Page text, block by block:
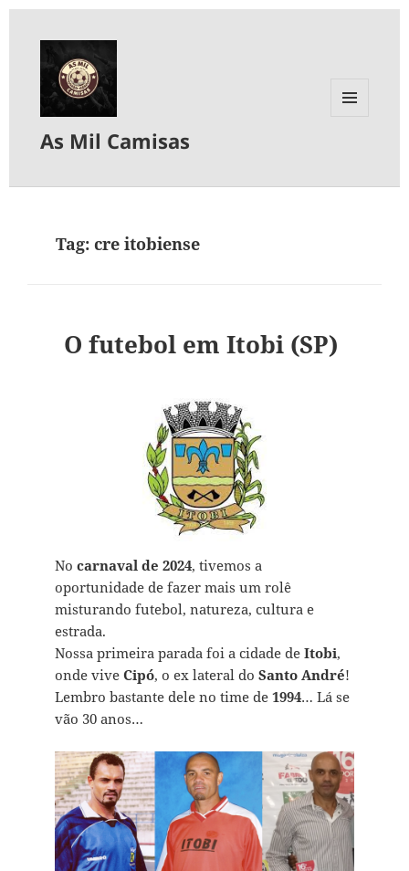
As Mil Camisas
Tag:cre itobiense
O futebol em Itobi (SP)
No carnaval de 2024, tivemos a
oportunidade de fazer mais um rolê
misturando futebol, natureza, cultura e
estrada.
Nossa primeira parada foi a cidade de Itobi,
onde vive Cipó, o ex lateral do Santo André!
Lembro bastante dele no time de 1994… Lá se
vão 30 anos…